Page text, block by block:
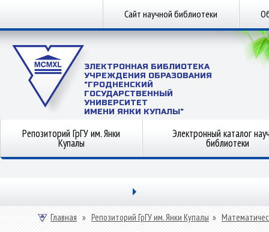
Сайт научной библиотеки
ЭЛЕКТРОННАЯ БИБЛИОТЕКА
УЧРЕЖДЕНИЯ ОБРАЗОВАНИЯ
"ГРОДНЕНСКИЙ
ГОСУДАРСТВЕННЫЙ
УНИВЕРСИТЕТ
ИМЕНИ ЯНКИ КУПАЛЫ"
Репозиторий ГрГУ им. Янки
Купалы
Электронный каталог
библиотеки
Главная » Репозиторий ГрГУ им. Янки Купалы »